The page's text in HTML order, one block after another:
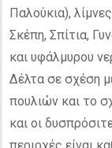
Παλούκια),
Σκέπη, Σπίτια,
και υφάλμυρου
Δέλτα σε σχέση
πουλιών και το
και οι